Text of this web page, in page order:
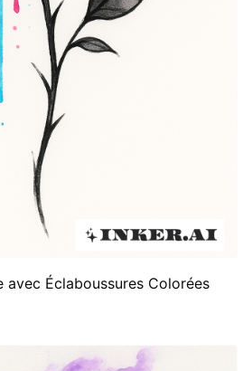
avec Éclaboussures Colorées